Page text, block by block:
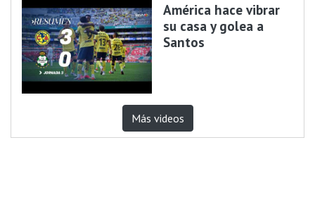
América hace vibrar
su casa y golea a
Santos
Más videos